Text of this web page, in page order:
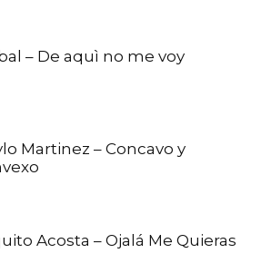
– De aquì no me voy
Martinez – Concavo y
Acosta – Ojalá Me Quieras